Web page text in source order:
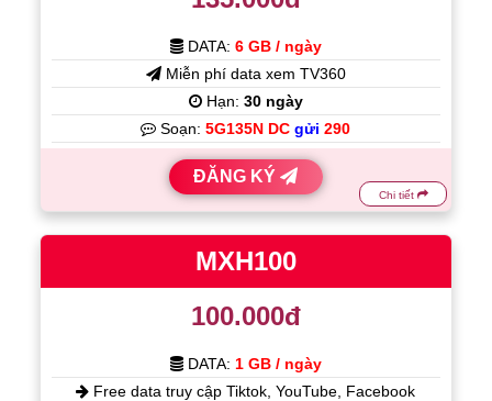
DATA: 6 GB / ngày
Miễn phí data xem TV360
Hạn: 30 ngày
Soạn:5G135N DCgửi 290
ĐĂNG KÝ
Chi tiết
MXH100
100.000đ
DATA: 1 GB / ngày
Free data truy cập Tiktok, YouTube, Facebook